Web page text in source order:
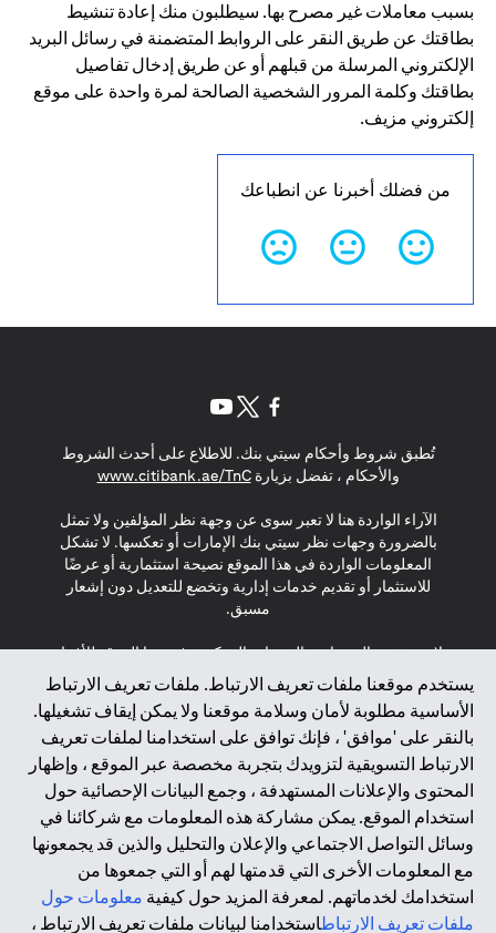
بسبب معاملات غير مصرح بها. سيطلبون منك إعادة تنشيط
بطاقتك عن طريق النقر على الروابط المتضمنة في رسائل البريد
الإلكتروني المرسلة من قبلهم أو عن طريق إدخال تفاصيل
بطاقتك وكلمة المرور الشخصية الصالحة لمرة واحدة على موقع
إلكتروني مزيف.
من فضلك أخبرنا عن انطباعك
يستخدم موقعنا ملفات تعريف الارتباط. ملفات تعريف الارتباط
الأساسية مطلوبة لأمان وسلامة موقعنا ولا يمكن إيقاف تشغيلها.
بالنقر على 'موافق' ، فإنك توافق على استخدامنا لملفات تعريف
الارتباط التسويقية لتزويدك بتجربة مخصصة عبر الموقع ، وإظهار
المحتوى والإعلانات المستهدفة ، وجمع البيانات الإحصائية حول
استخدام الموقع. يمكن مشاركة هذه المعلومات مع شركائنا في
وسائل التواصل الاجتماعي والإعلان والتحليل والذين قد يجمعونها
مع المعلومات الأخرى التي قدمتها لهم أو التي جمعوها من
استخدامك لخدماتهم. لمعرفة المزيد حول كيفية معلومات حول
ملفات تعريف الارتباطاستخدامنا لبيانات ملفات تعريف الارتباط ،
تُطبق شروط وأحكام سيتي بنك. للاطلاع على أحدث الشروط
والأحكام ، تفضل بزيارةwww.citibank.ae/TnC
in a new tab
الآراء الواردة هنا لا تعبر سوى عن وجهة نظر المؤلفين ولا تمثل
بالضرورة وجهات نظر سيتي بنك الإمارات أو تعكسها. لا تشكل
المعلومات الواردة في هذا الموقع نصيحة استثمارية أو عرضًا
للاستثمار أو تقديم خدمات إدارية وتخضع للتعديل دون إشعار
مسبق.
لا يتم تقديم المنتجات والخدمات المذكورة في هذا الموقع للأفراد
المقيمين في الاتحاد الأوروبي أو المنطقة الاقتصادية الأوروبية أو
سويسرا أو غيرنسي أو جيرسي أو موناكو أو سان مارينو أو
الفاتيكان أو جزيرة مان أو المملكة المتحدة أو خصوصية البيانات
(لائحة حماية البيانات العامة \ قانون حماية البيانات الشخصية
العامة \ قانون خصوصية نيوزيلندا). المحتوى الموجود في هذه
الصفحة ليس ولا ينبغي تفسيره على أنه عرض أو دعوة أو دعوة
لشراء أو بيع أي من المنتجات والخدمات المذكورة هنا لمثل هؤلاء
الأفراد.
*GDPR – اللائحة العامة لحماية البيانات؛ * LGPD – Lei Geral de
Proteção de Dados Pessoais ; *NZPA – قانون الخصوصية
النيوزيلندي